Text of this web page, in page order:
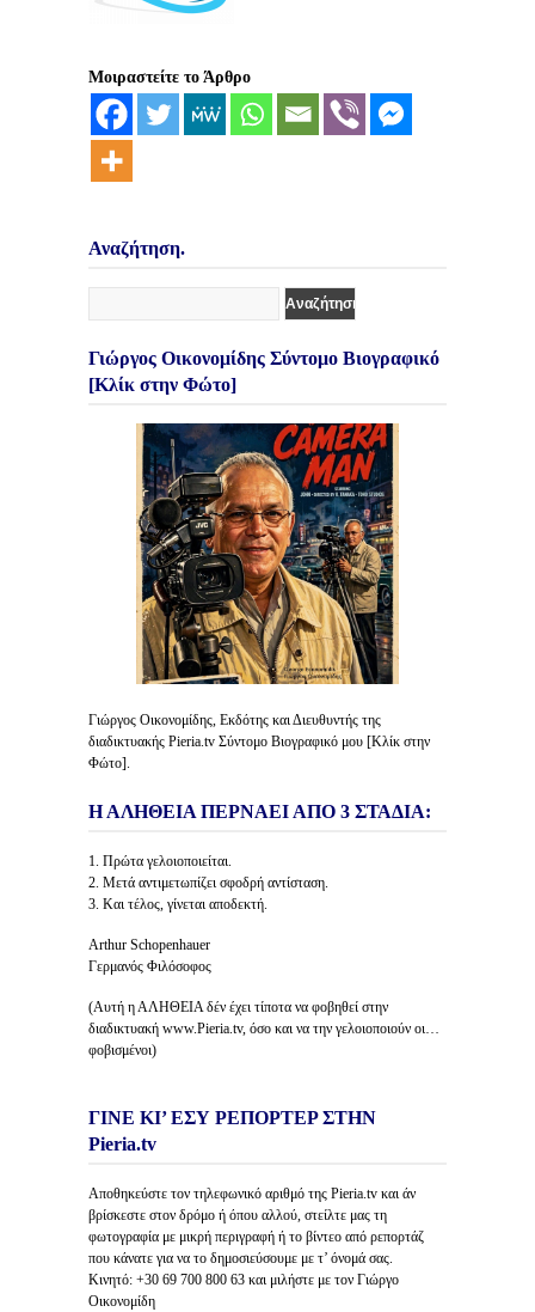
Μοιραστείτε το Άρθρο
Αναζήτηση.
Γιώργος Οικονομίδης Σύντομο Βιογραφικό
[Κλίκ στην Φώτο]
Γιώργος Οικονομίδης, Εκδότης και Διευθυντής της
διαδικτυακής Pieria.tv Σύντομο Βιογραφικό μου [Κλίκ στην
Φώτο].
Η ΑΛΗΘΕΙΑ ΠΕΡΝΑΕΙ ΑΠΟ 3 ΣΤΑΔΙΑ:
1. Πρώτα γελοιοποιείται.
2. Μετά αντιμετωπίζει σφοδρή αντίσταση.
3. Και τέλος, γίνεται αποδεκτή.
Arthur Schopenhauer
Γερμανός Φιλόσοφος
(Αυτή η ΑΛΗΘΕΙΑ δέν έχει τίποτα να φοβηθεί στην
διαδικτυακή www.Pieria.tv, όσο και να την γελοιοποιούν οι…
φοβισμένοι)
ΓΙΝΕ ΚΙ’ ΕΣΥ ΡΕΠΟΡΤΕΡ ΣΤΗΝ
Pieria.tv
Αποθηκεύστε τον τηλεφωνικό αριθμό της Pieria.tv και άν
βρίσκεστε στον δρόμο ή όπου αλλού, στείλτε μας τη
φωτογραφία με μικρή περιγραφή ή το βίντεο από ρεπορτάζ
που κάνατε για να το δημοσιεύσουμε με τ’ όνομά σας.
Κινητό: +30 69 700 800 63 και μιλήστε με τον Γιώργο
Οικονομίδη